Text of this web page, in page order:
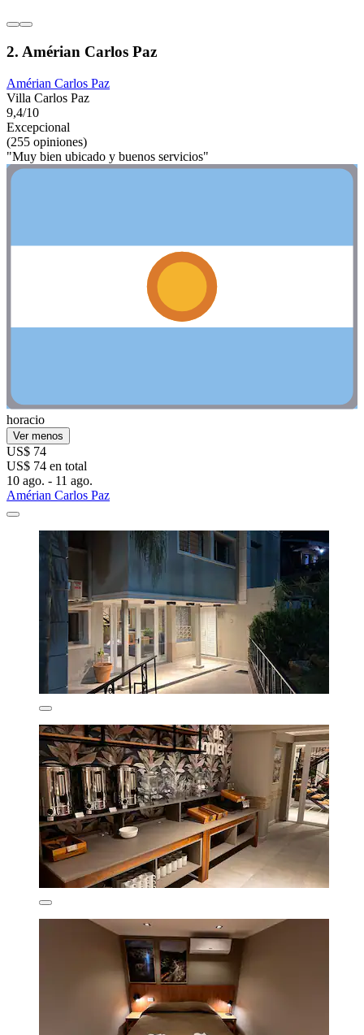
2. Amérian Carlos Paz
Amérian Carlos Paz
Villa Carlos Paz
9,4/10
Excepcional
(255 opiniones)
"Muy bien ubicado y buenos servicios"
horacio
Ver menos
US$ 74
US$ 74 en total
10 ago. - 11 ago.
Amérian Carlos Paz